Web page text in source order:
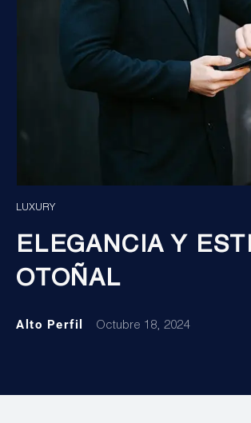
LUXURY
ELEGANCIA Y
OTOÑAL
Alto Perfil Octubre 18, 2024